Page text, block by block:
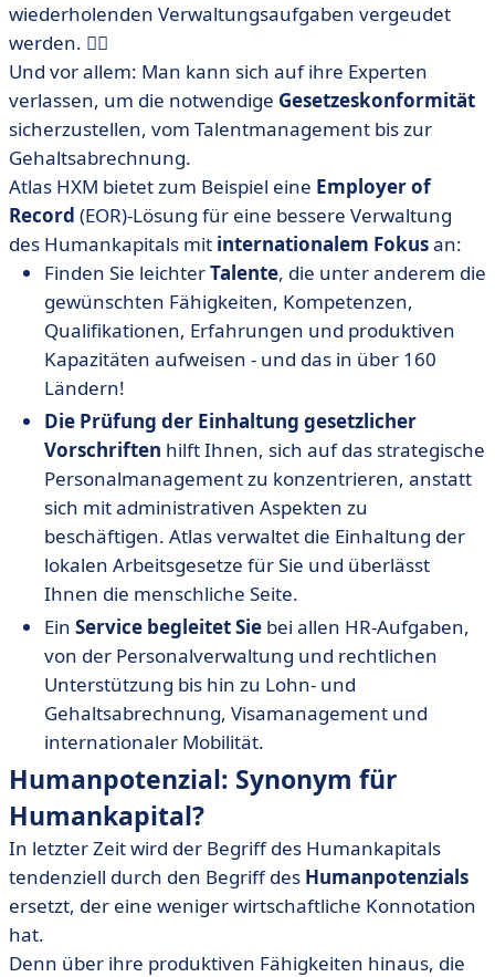
wiederholenden Verwaltungsaufgaben vergeudet
werden. 😮‍💨
Und vor allem: Man kann sich auf ihre Experten
verlassen, um die notwendige Gesetzeskonformität
sicherzustellen, vom Talentmanagement bis zur
Gehaltsabrechnung.
Atlas HXM bietet zum Beispiel eine Employer of
Record (EOR)-Lösung für eine bessere Verwaltung
des Humankapitals mit internationalem Fokusan:
Finden Sie leichterTalente, die unter anderem die
gewünschten Fähigkeiten, Kompetenzen,
Qualifikationen, Erfahrungen und produktiven
Kapazitäten aufweisen - und das in über 160
Ländern!
Die Prüfung der Einhaltung gesetzlicher
Vorschriften hilft Ihnen, sich auf das strategische
Personalmanagement zu konzentrieren, anstatt
sich mit administrativen Aspekten zu
beschäftigen. Atlas verwaltet die Einhaltung der
lokalen Arbeitsgesetze für Sie und überlässt
Ihnen die menschliche Seite.
Ein Service begleitet Sie bei allen HR-Aufgaben,
von der Personalverwaltung und rechtlichen
Unterstützung bis hin zu Lohn- und
Gehaltsabrechnung, Visamanagement und
internationaler Mobilität.
Humanpotenzial: Synonym für
Humankapital?
In letzter Zeit wird der Begriff des Humankapitals
tendenziell durch den Begriff des Humanpotenzials
ersetzt, der eine weniger wirtschaftliche Konnotation
hat.
Denn über ihre produktiven Fähigkeiten hinaus, die